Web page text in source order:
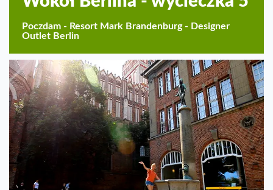
Poczdam - Resort Mark Brandenburg - Designer
Outlet Berlin